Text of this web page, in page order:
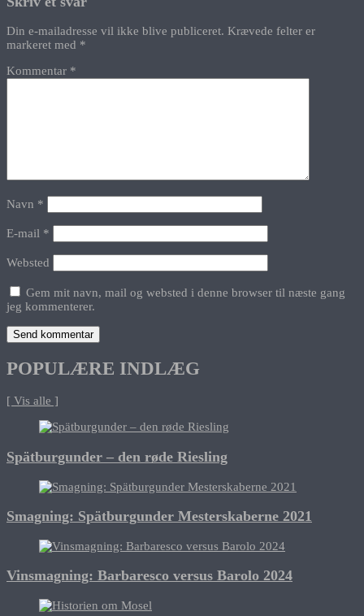
Din e-mailadresse vil ikke blive publiceret. Krævede felter er
markeret med *
Kommentar *
Navn *
E-mail *
Websted
Gem mit navn, mail og websted i denne browser til næste gang
jeg kommenterer.
POPULÆRE INDLÆG
[ Vis alle ]
Spätburgunder – den røde Riesling
Smagning: Spätburgunder Mesterskaberne 2021
Vinsmagning: Barbaresco versus Barolo 2024